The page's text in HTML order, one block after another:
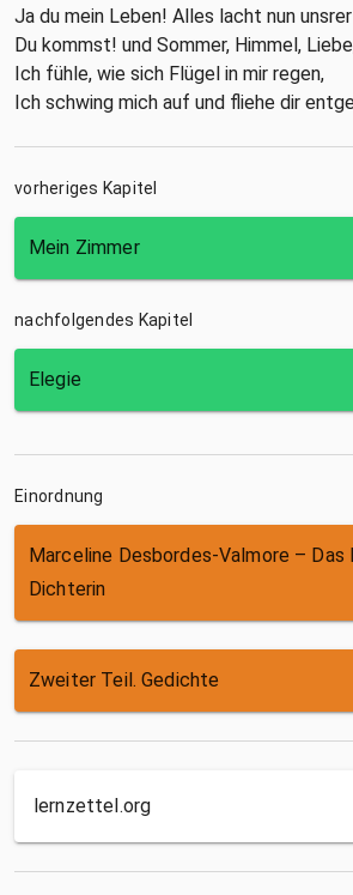
Ja du mein Leben! Alles lacht nun
Du kommst! und Sommer, Himmel,
Ich fühle, wie sich Flügel in mir regen,
Ich schwing mich auf und fliehe dir
vorheriges Kapitel
Mein Zimmer
nachfolgendes Kapitel
Elegie
Einordnung
Marceline Desbordes-Valmore – Das
Dichterin
Zweiter Teil. Gedichte
lernzettel.org